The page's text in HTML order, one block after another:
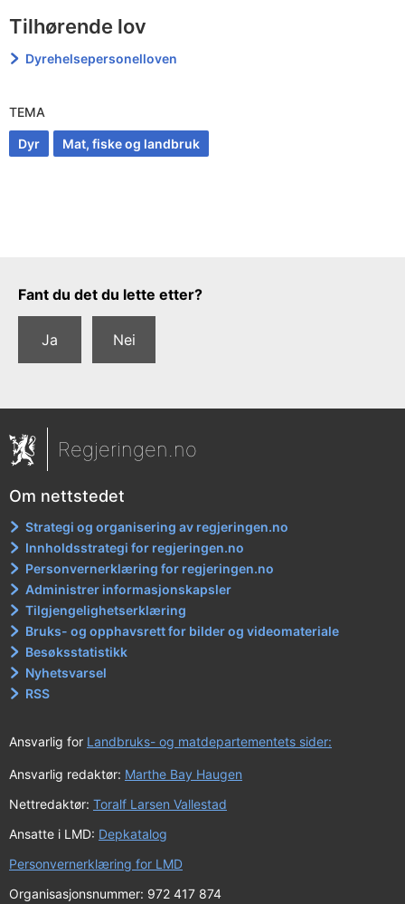
Tilhørende lov
Dyrehelsepersonelloven
TEMA
Dyr Mat, fiske og landbruk
Tilbakemeldingsskjema
Fant du det du lette etter?
Ja Nei
Regjeringen.no
Om nettstedet
Strategi og organisering av regjeringen.no
Innholdsstrategi for regjeringen.no
Personvernerklæring for regjeringen.no
Administrer informasjonskapsler
Tilgjengelighetserklæring
Bruks- og opphavsrett for bilder og videomateriale
Besøksstatistikk
Nyhetsvarsel
RSS
Ansvarlig for Landbruks- og matdepartementets sider:
Ansvarlig redaktør: Marthe Bay Haugen
Nettredaktør: Toralf Larsen Vallestad
Ansatte i LMD: Depkatalog
Personvernerklæring for LMD
Organisasjonsnummer: 972 417 874